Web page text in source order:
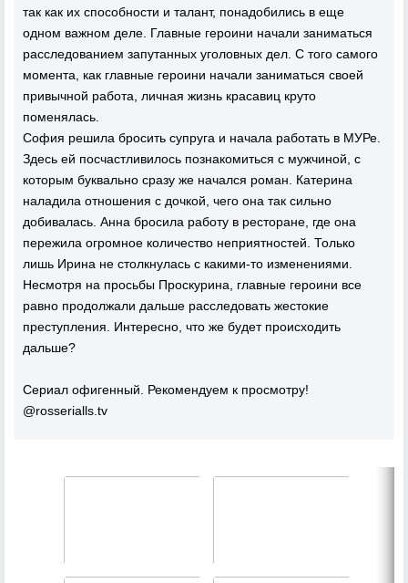
так как их способности и талант, понадобились в еще
одном важном деле. Главные героини начали заниматься
расследованием запутанных уголовных дел. С того самого
момента, как главные героини начали заниматься своей
привычной работа, личная жизнь красавиц круто
поменялась.
София решила бросить супруга и начала работать в МУРе.
Здесь ей посчастливилось познакомиться с мужчиной, с
которым буквально сразу же начался роман. Катерина
наладила отношения с дочкой, чего она так сильно
добивалась. Анна бросила работу в ресторане, где она
пережила огромное количество неприятностей. Только
лишь Ирина не столкнулась с какими-то изменениями.
Несмотря на просьбы Проскурина, главные героини все
равно продолжали дальше расследовать жестокие
преступления. Интересно, что же будет происходить
дальше?
Сериал офигенный. Рекомендуем к просмотру!
@rosserialls.tv